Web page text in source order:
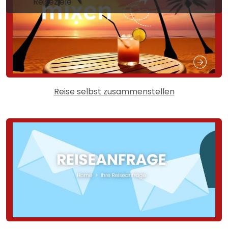
Reise selbst zusammenstellen